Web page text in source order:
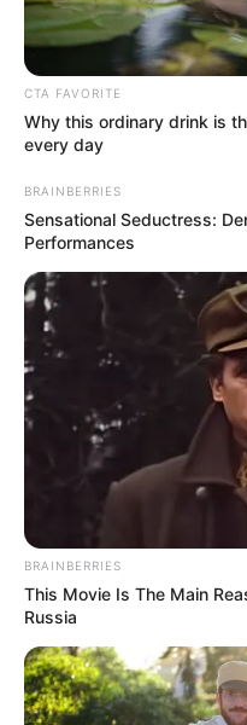
CTA FAVORITE
Why this ordinary drink is
every day
BRAINBERRIES
Sensational Seductress:
Performances
BRAINBERRIES
This Movie Is The Main
Russia